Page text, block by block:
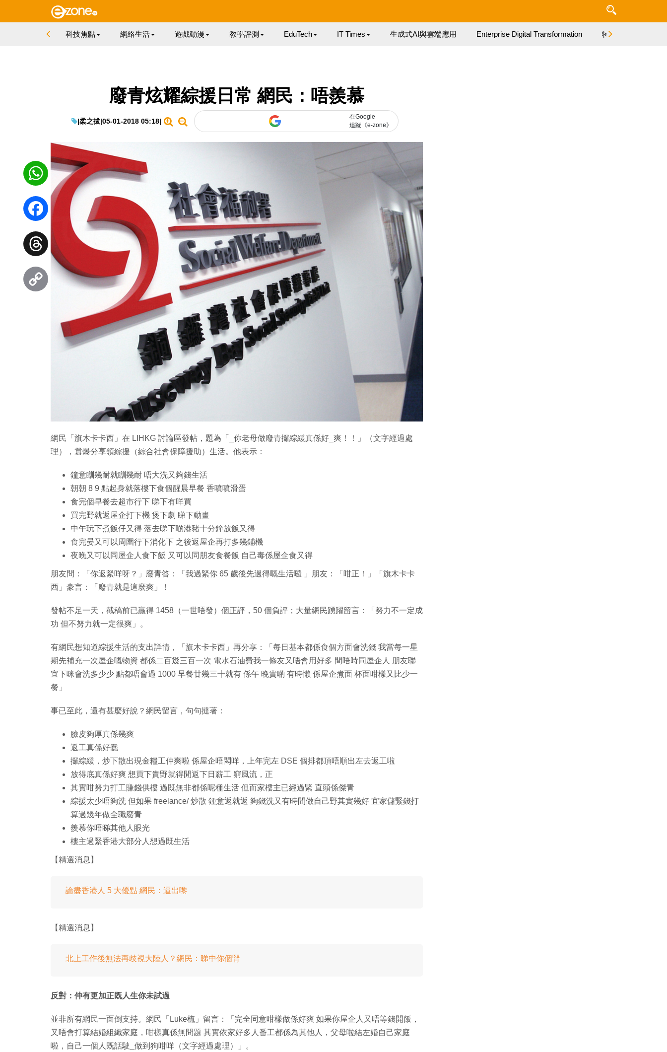
科技焦點 網絡生活 遊戲動漫 教學評測 EduTech IT Times 生成式AI與雲端應用 Enterprise Digital Transformation 特集
廢青炫耀綜援日常 網民：唔羨慕
|柔之拔|05-01-2018 05:18|
在Google
追蹤《e-zone》
網民「旗木卡卡西」在 LIHKG 討論區發帖，題為「_你老母做廢青攞綜緩真係好_爽！！」（文字經過處
理），囂爆分享領綜援（綜合社會保障援助）生活。他表示：
鐘意瞓幾耐就瞓幾耐 唔大洗又夠錢生活
朝朝 8 9 點起身就落樓下食個醒晨早餐 香噴噴滑蛋
食完個早餐去超市行下 睇下有咩買
買完野就返屋企打下機 煲下劇 睇下動畫
中午玩下煮飯仔又得 落去睇下啲港豬十分鐘放飯又得
食完晏又可以周圍行下消化下 之後返屋企再打多幾鋪機
夜晚又可以同屋企人食下飯 又可以同朋友食餐飯 自己毒係屋企食又得
朋友問：「你返緊咩呀？」廢青答：「我過緊你 65 歲後先過得嘅生活囉 」朋友：「咁正！」「旗木卡卡
西」豪言：「廢青就是這麼爽」！
發帖不足一天，截稿前已贏得 1458（一世唔發）個正評，50 個負評；大量網民踴躍留言：「努力不一定成
功 但不努力就一定很爽」。
有網民想知道綜援生活的支出詳情，「旗木卡卡西」再分享：「每日基本都係食個方面會洗錢 我當每一星
期先補充一次屋企嘅物資 都係二百幾三百一次 電水石油費我一條友又唔會用好多 間唔時同屋企人 朋友聯
宜下咪會洗多少少 點都唔會過 1000 早餐廿幾三十就有 係午 晚貴啲 有時懶 係屋企煮面 杯面咁樣又比少一
餐」
事已至此，還有甚麼好說？網民留言，句句撻著：
臉皮夠厚真係幾爽
返工真係好蠢
攞綜緩，炒下散出現金糧工仲爽啦 係屋企唔悶咩，上年完左 DSE 個排都頂唔順出左去返工啦
放得底真係好爽 想買下貴野就得閒返下日薪工 窮風流，正
其實咁努力打工賺錢供樓 過既無非都係呢種生活 但而家樓主已經過緊 直頭係傑青
綜援太少唔夠洗 但如果 freelance/ 炒散 鍾意返就返 夠錢洗又有時間做自己野其實幾好 宜家儲緊錢打
算過幾年做全職廢青
羨慕你唔睇其他人眼光
樓主過緊香港大部分人想過既生活
【精選消息】
論盡香港人 5 大優點 網民：逼出嚟
【精選消息】
北上工作後無法再歧視大陸人？網民：睇中你個腎
反對：仲有更加正既人生你未試過
並非所有網民一面倒支持。網民「Luke梳」留言：「完全同意咁樣做係好爽 如果你屋企人又唔等錢開飯，
又唔會打算結婚組織家庭，咁樣真係無問題 其實依家好多人番工都係為其他人，父母啦結左婚自己家庭
啦，自己一個人既話駛_做到狗咁咩（文字經過處理）」。
WhatsApp
Facebook
Threads